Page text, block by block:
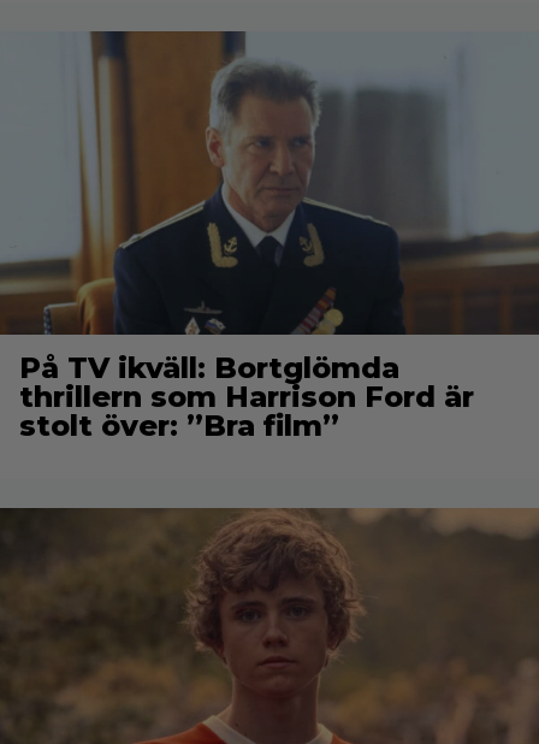
På TV ikväll: Bortglömda
thrillern som Harrison Ford är
stolt över: ”Bra film”